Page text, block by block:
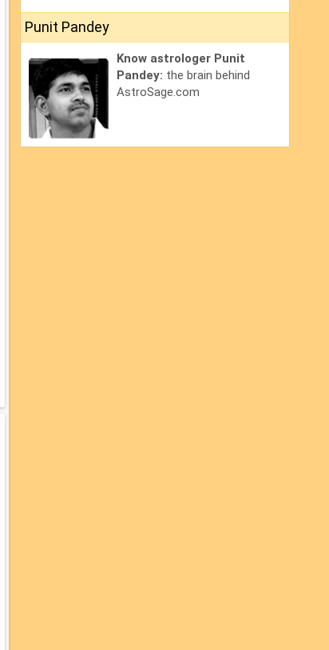
Punit Pandey
Know astrologer Punit
Pandey: the brain behind
AstroSage.com